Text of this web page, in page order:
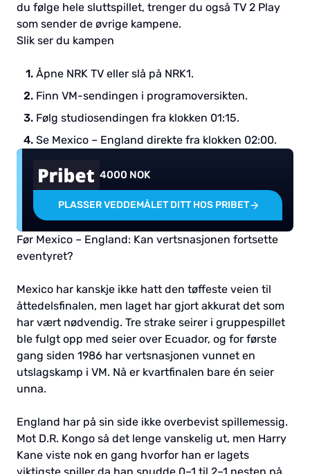
du følge hele sluttspillet, trenger du også TV 2 Play
som sender de øvrige kampene.
Slik ser du kampen
Åpne NRK TV eller slå på NRK1.
Finn VM-sendingen i programoversikten.
Følg studiosendingen fra klokken 01:15.
Se Mexico – England direkte fra klokken 02:00.
4000 NOK
PLASSER VEDDEMÅLET DITT HOS PRIBET
Før Mexico – England: Kan vertsnasjonen fortsette
eventyret?
Mexico har kanskje ikke hatt den tøffeste veien til
åttedelsfinalen, men laget har gjort akkurat det som
har vært nødvendig. Tre strake seirer i gruppespillet
ble fulgt opp med seier over Ecuador, og for første
gang siden 1986 har vertsnasjonen vunnet en
utslagskamp i VM. Nå er kvartfinalen bare én seier
unna.
England har på sin side ikke overbevist spillemessig.
Mot D.R. Kongo så det lenge vanskelig ut, men Harry
Kane viste nok en gang hvorfor han er lagets